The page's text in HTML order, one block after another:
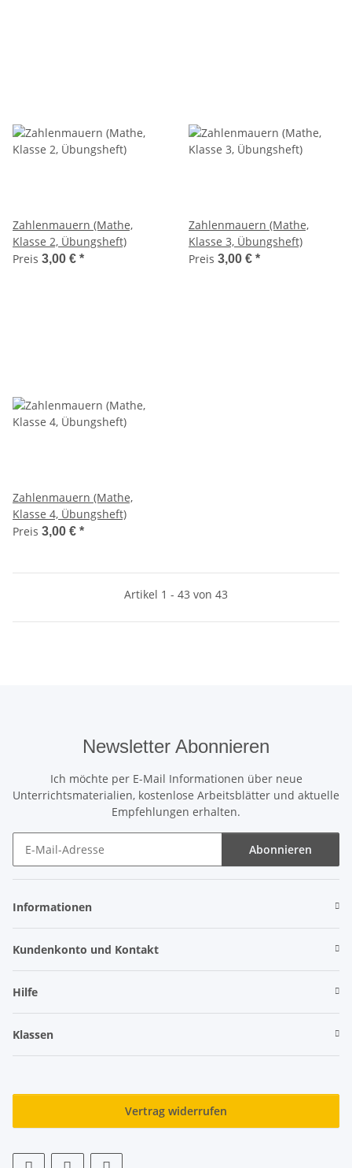
Zahlenmauern (Mathe,
Klasse 2, Übungsheft)
Preis 3,00 € *
Zahlenmauern (Mathe,
Klasse 3, Übungsheft)
Preis 3,00 € *
Zahlenmauern (Mathe,
Klasse 4, Übungsheft)
Preis 3,00 € *
Artikel 1 - 43 von 43
Newsletter Abonnieren
Ich möchte per E-Mail Informationen über neue
Unterrichtsmaterialien, kostenlose Arbeitsblätter und aktuelle
Empfehlungen erhalten.
Abonnieren
Informationen
Kundenkonto und Kontakt
Hilfe
Klassen
Vertrag widerrufen